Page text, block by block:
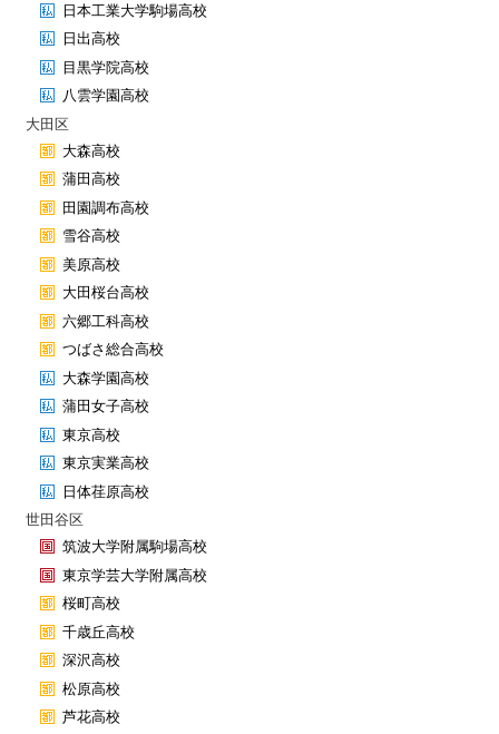
日本工業大学駒場高校
日出高校
目黒学院高校
八雲学園高校
大田区
大森高校
蒲田高校
田園調布高校
雪谷高校
美原高校
大田桜台高校
六郷工科高校
つばさ総合高校
大森学園高校
蒲田女子高校
東京高校
東京実業高校
日体荏原高校
世田谷区
筑波大学附属駒場高校
東京学芸大学附属高校
桜町高校
千歳丘高校
深沢高校
松原高校
芦花高校